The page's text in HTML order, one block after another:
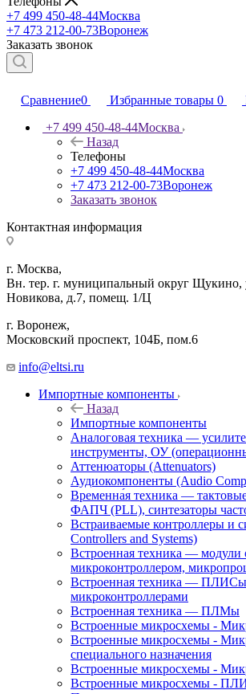
+7 499 450-48-44Москва
+7 473 212-00-73Воронеж
Заказать звонок
Сравнение0 Избранные товары 0
+7 499 450-48-44Москва
Назад
Телефоны
+7 499 450-48-44Москва
+7 473 212-00-73Воронеж
Заказать звонок
Контактная информация
г. Москва,
Вн. тер. г. муниципальный округ Щукино,
Новикова, д.7, помещ. 1/Ц
г. Воронеж,
​Московский проспект, 104Б, пом.6
info@eltsi.ru
Импортные компоненты
Назад
Импортные компоненты
Аналоговая техника —
инструменты, ОУ
Аттенюаторы (Attenuators)
Аудиокомпоненты (Audio
Временна́я техника —
ФАПЧ (PLL), синтезаторы
Встраиваемые контроллеры и
Controllers and Systems)
Встроенная техника — модули
микроконтроллером,
Встроенная техника —
микроконтроллерами
Встроенная техника — ПЛМы
Встроенные микросхемы -
Встроенные микросхемы -
специального назначения
Встроенные микросхемы -
Встроенные микросхемы -